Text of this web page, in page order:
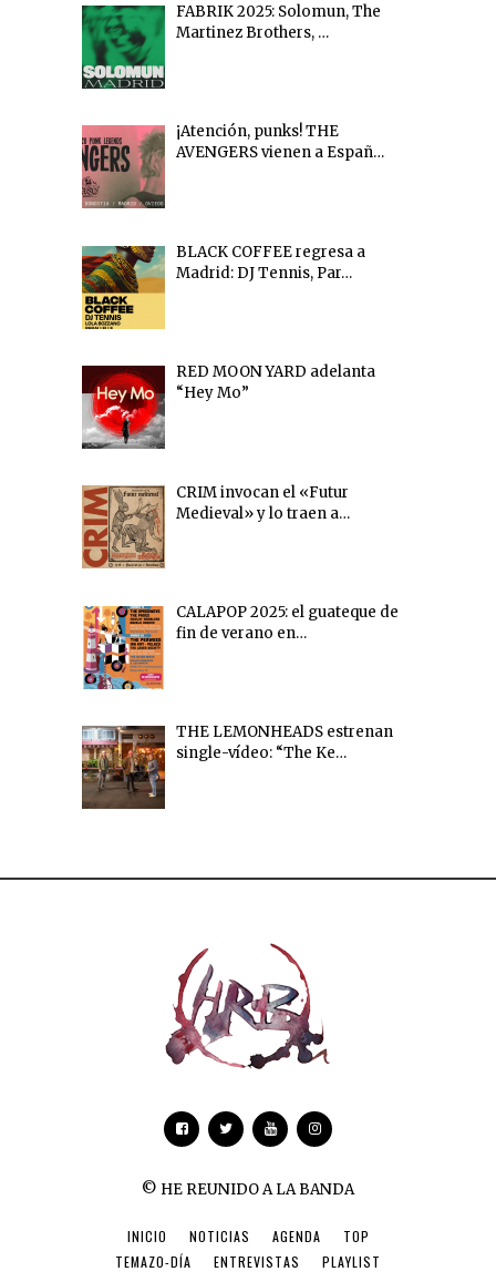
FABRIK 2025: Solomun, The
Martinez Brothers, …
¡Atención, punks! THE
AVENGERS vienen a Españ…
BLACK COFFEE regresa a
Madrid: DJ Tennis, Par…
RED MOON YARD adelanta
“Hey Mo”
CRIM invocan el «Futur
Medieval» y lo traen a…
CALAPOP 2025: el guateque de
fin de verano en…
THE LEMONHEADS estrenan
single-vídeo: “The Ke…
© HE REUNIDO A LA BANDA
INICIO NOTICIAS AGENDA
TOP
TEMAZO-DÍA
ENTREVISTAS
PLAYLIST